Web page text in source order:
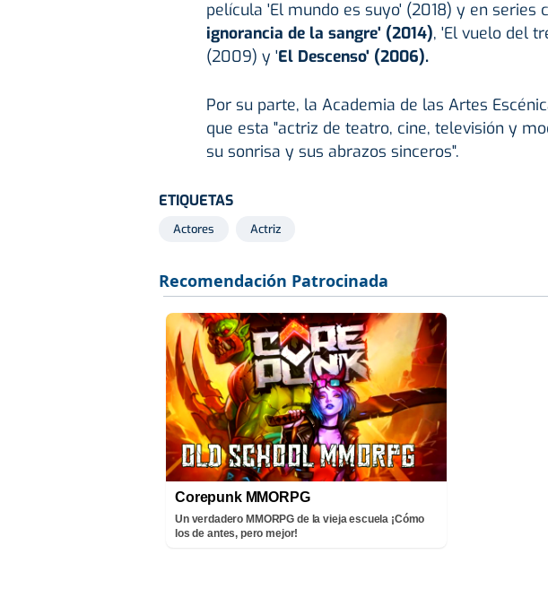
película 'El mundo es suyo' (2018) y en series
ignorancia de la sangre' (2014), 'El vuelo del
(2009) y 'El Descenso' (2006).
Por su parte, la Academia de las Artes
que esta "actriz de teatro, cine, televisión y
su sonrisa y sus abrazos sinceros".
ETIQUETAS
Actores Actriz
Corepunk MMORPG
Un verdadero MMORPG de la vieja escuela ¡Cómo
los de antes, pero mejor!